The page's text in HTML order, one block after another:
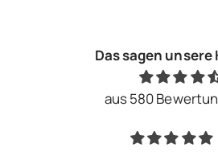
Das sagen unsere
aus 580